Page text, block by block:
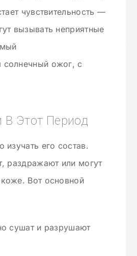
чувствительность —
вызывать неприятные
солнечный ожог, с
В Этот Период
его состав.
раздражают или могут
Вот основной
сушат и разрушают